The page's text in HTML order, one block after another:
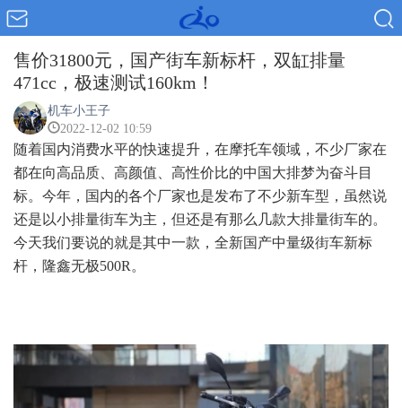
售价31800元，国产街车新标杆，双缸排量
471cc，极速测试160km！
机车小王子
2022-12-02 10:59
随着国内消费水平的快速提升，在摩托车领域，不少厂家在
都在向高品质、高颜值、高性价比的中国大排梦为奋斗目
标。今年，国内的各个厂家也是发布了不少新车型，虽然说
还是以小排量街车为主，但还是有那么几款大排量街车的。
今天我们要说的就是其中一款，全新国产中量级街车新标
杆，隆鑫无极500R。